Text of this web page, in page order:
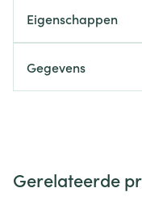
Eigenschappen
Gegevens
Gerelateerde